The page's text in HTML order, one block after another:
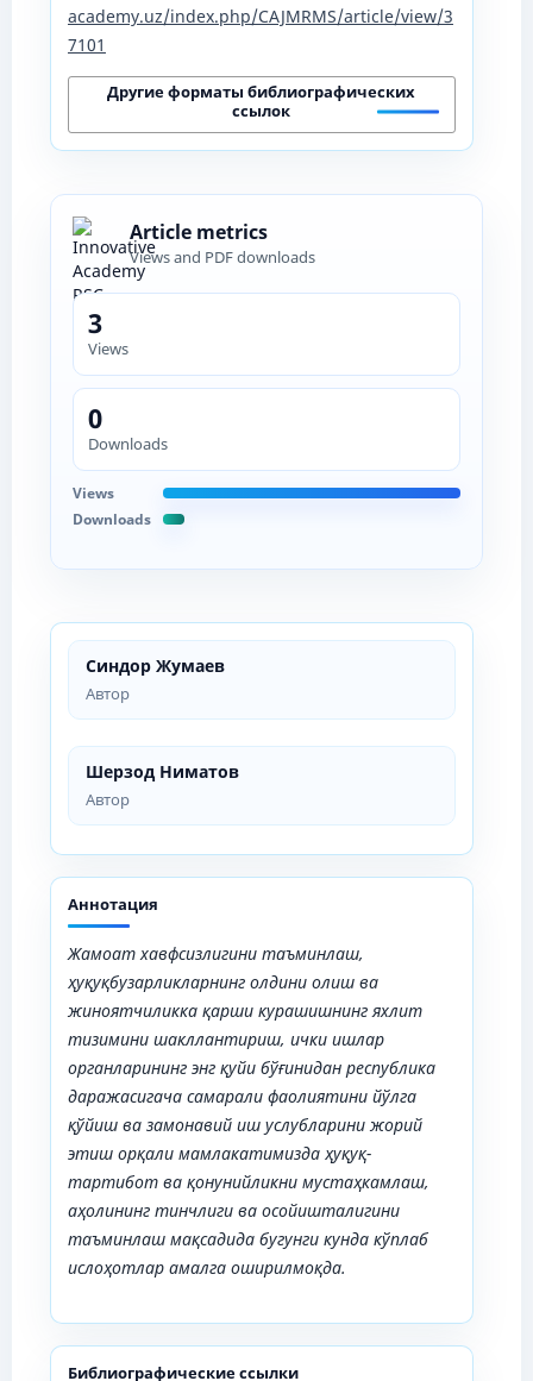
Синдор Жумаев
Автор
Шерзод Ниматов
Автор
Аннотация
Жамоат хавфсизлигини таъминлаш,
ҳуқуқбузарликларнинг олдини олиш ва
жиноятчиликка қарши курашишнинг яхлит
тизимини шакллантириш, ички ишлар
органларининг энг қуйи бўғинидан республика
даражасигача самарали фаолиятини йўлга
қўйиш ва замонавий иш услубларини жорий
этиш орқали мамлакатимизда ҳуқуқ-
тартибот ва қонунийликни мустаҳкамлаш,
аҳолининг тинчлиги ва осойишталигини
таъминлаш мақсадида бугунги кунда кўплаб
ислоҳотлар амалга оширилмоқда.
Библиографические ссылки
academy.uz/index.php/CAJMRMS/article/view/3
7101
Другие форматы библиографических
ссылок
Article metrics
Views and PDF downloads
3
Views
0
Downloads
Views
Downloads